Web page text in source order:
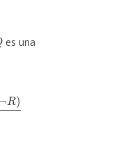
es una
P